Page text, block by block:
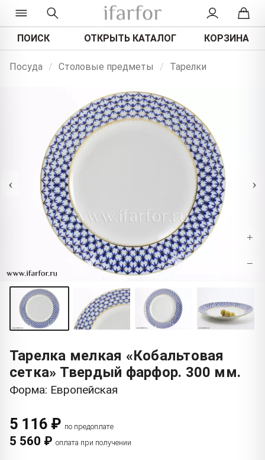
ПОИСК ОТКРЫТЬ КАТАЛОГ КОРЗИНА
Посуда / Столовые предметы / Тарелки
‹ ›
+
−
Тарелка мелкая «Кобальтовая
сетка» Твердый фарфор. 300 мм.
Форма: Европейская
5 116 ₽ по предоплате
5 560 ₽ оплата при получении